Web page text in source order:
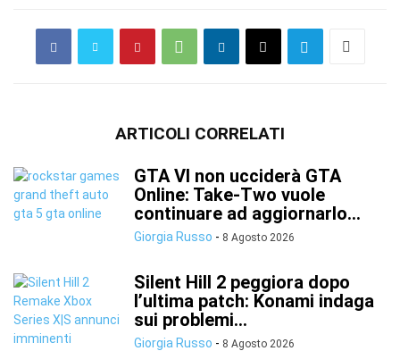
ARTICOLI CORRELATI
GTA VI non ucciderà GTA
Online: Take-Two vuole
continuare ad aggiornarlo...
Giorgia Russo - 8 Agosto 2026
Silent Hill 2 peggiora dopo
l’ultima patch: Konami indaga
sui problemi...
Giorgia Russo - 8 Agosto 2026